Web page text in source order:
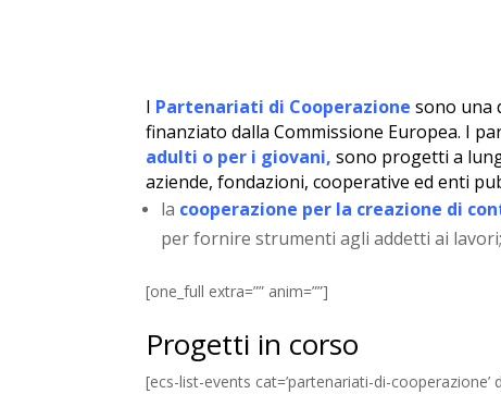
I Partenariati di Cooperazione sono una
finanziato dalla Commissione Europea. I
adulti o per i giovani,sono progetti a
aziende, fondazioni, cooperative ed enti
la cooperazione per la creazione di
per fornire strumenti agli addetti ai lavori;
[one_full extra=”” anim=””]
Progetti in corso
[ecs-list-events cat=’partenariati-di-cooperazione’